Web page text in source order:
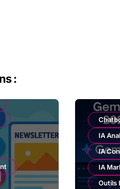
:
IA
IA
IA
Outils